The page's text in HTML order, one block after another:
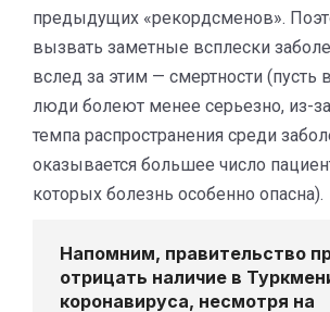
предыдущих «рекордсменов».
вызвать заметные всплески
вслед за этим — смертности (пусть
люди болеют менее серьезно, из-
темпа распространения среди
оказывается большее число
которых болезнь особенно опасна).
Напомним, правительство
отрицать наличие в
коронавируса, несмотря на